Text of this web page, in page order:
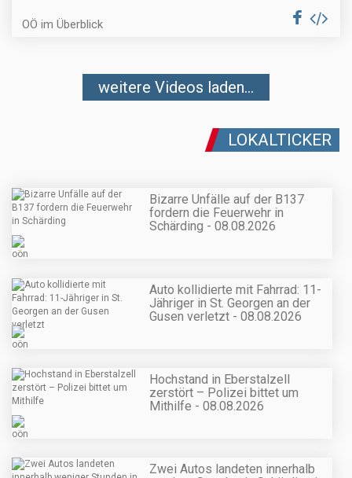
OÖ im Überblick
weitere Videos laden...
LOKALTICKER
Bizarre Unfälle auf der B137
fordern die Feuerwehr in
Schärding - 08.08.2026
Auto kollidierte mit Fahrrad: 11-
Jähriger in St. Georgen an der
Gusen verletzt - 08.08.2026
Hochstand in Eberstalzell
zerstört – Polizei bittet um
Mithilfe - 08.08.2026
Zwei Autos landeten innerhalb